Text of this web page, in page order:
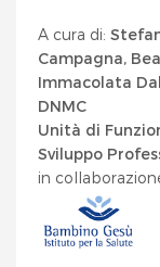
A cura di:
Campagna,
Immacolata
DNMC
Unità di
Sviluppo
in